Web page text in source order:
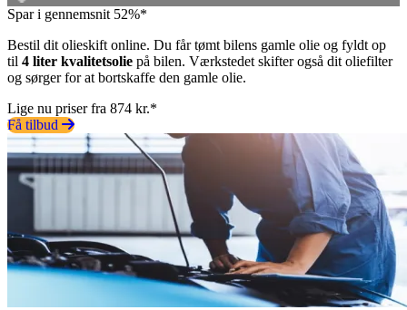
Spar i gennemsnit 52%*
Bestil dit olieskift online. Du får tømt bilens gamle olie og fyldt op
til 4 liter kvalitetsolie på bilen. Værkstedet skifter også dit oliefilter
og sørger for at bortskaffe den gamle olie.
Lige nu priser fra 874 kr.*
Få tilbud